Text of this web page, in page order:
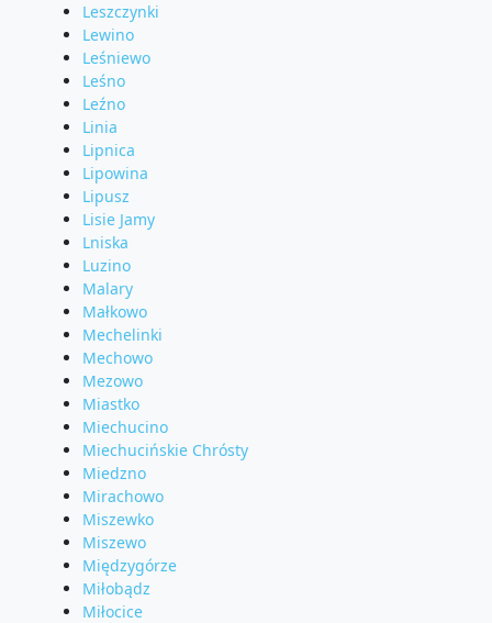
Leszczynki
Lewino
Leśniewo
Leśno
Leźno
Linia
Lipnica
Lipowina
Lipusz
Lisie Jamy
Lniska
Luzino
Malary
Małkowo
Mechelinki
Mechowo
Mezowo
Miastko
Miechucino
Miechucińskie Chrósty
Miedzno
Mirachowo
Miszewko
Miszewo
Międzygórze
Miłobądz
Miłocice